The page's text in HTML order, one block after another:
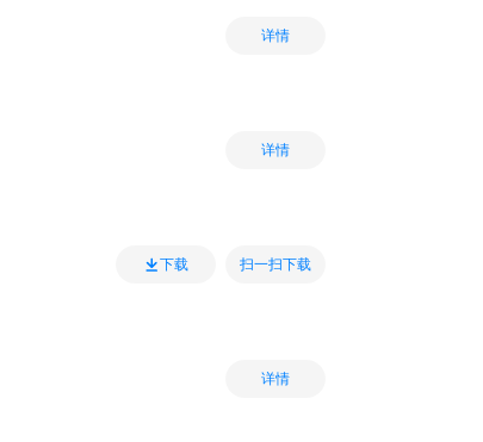
详情
详情
下载 扫一扫下载
详情